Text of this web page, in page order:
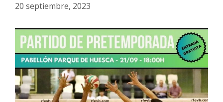
20 septiembre, 2023